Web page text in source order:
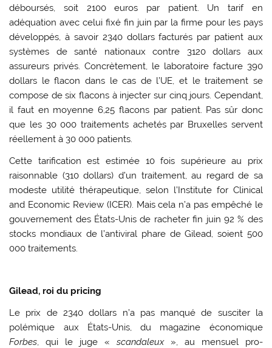
déboursés, soit 2100 euros par patient. Un tarif en
adéquation avec celui fixé fin juin par la firme pour les pays
développés, à savoir 2340 dollars facturés par patient aux
systèmes de santé nationaux contre 3120 dollars aux
assureurs privés. Concrètement, le laboratoire facture 390
dollars le flacon dans le cas de l’UE, et le traitement se
compose de six flacons à injecter sur cinq jours. Cependant,
il faut en moyenne 6,25 flacons par patient. Pas sûr donc
que les 30 000 traitements achetés par Bruxelles servent
réellement à 30 000 patients.
Cette tarification est estimée 10 fois supérieure au prix
raisonnable (310 dollars) d’un traitement, au regard de sa
modeste utilité thérapeutique, selon l’Institute for Clinical
and Economic Review (ICER). Mais cela n’a pas empêché le
gouvernement des États-Unis de racheter fin juin 92 % des
stocks mondiaux de l’antiviral phare de Gilead, soient 500
000 traitements.
Gilead, roi du pricing
Le prix de 2340 dollars n’a pas manqué de susciter la
polémique aux États-Unis, du magazine économique
Forbes, qui le juge « scandaleux», au mensuel pro-